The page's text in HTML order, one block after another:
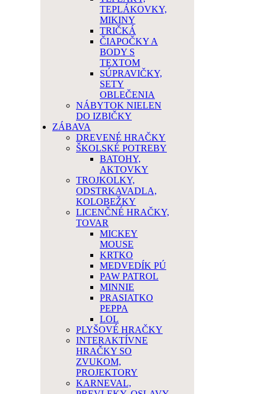
TEPLÁKOVKY,
MIKINY
TRIČKÁ
ČIAPOČKY A
BODY S
TEXTOM
SÚPRAVIČKY,
SETY
OBLEČENIA
NÁBYTOK NIELEN
DO IZBIČKY
ZÁBAVA
DREVENÉ HRAČKY
ŠKOLSKÉ POTREBY
BATOHY,
AKTOVKY
TROJKOLKY,
ODSTRKAVADLA,
KOLOBEŽKY
LICENČNÉ HRAČKY,
TOVAR
MICKEY
MOUSE
KRTKO
MEDVEDÍK PÚ
PAW PATROL
MINNIE
PRASIATKO
PEPPA
LOL
PLYŠOVÉ HRAČKY
INTERAKTÍVNE
HRAČKY SO
ZVUKOM,
PROJEKTORY
KARNEVAL,